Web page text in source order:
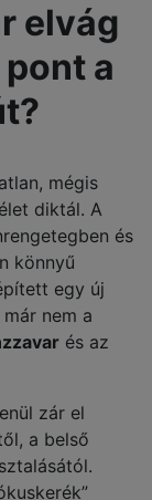
elvág
a
mégis
diktál. A
és
könnyű
egy új
nem a
és az
zár el
a belső